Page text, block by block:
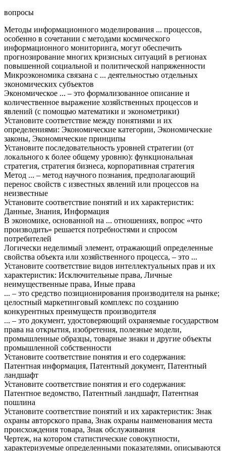
вопросы
Методы информационного моделирования ... процессов,
особенно в сочетании с методами космического
информационного мониторинга, могут обеспечить
прогнозирование многих кризисных ситуаций в регионах
повышенной социальной и политической напряженности
Микроэкономика связана с ... деятельностью отдельных
экономических субъектов
Экономическое ... – это формализованное описание и
количественное выражение хозяйственных процессов и
явлений (с помощью математики и эконометрики)
Установите соответствие между понятиями и их
определениями: Экономические категории, Экономические
законы, Экономические принципы
Установите последовательность уровней стратегии (от
локального к более общему уровню): функциональная
стратегия, стратегия бизнеса, корпоративная стратегия
Метод ... – метод научного познания, предполагающий
перенос свойств с известных явлений или процессов на
неизвестные
Установите соответствие понятий и их характеристик:
Данные, Знания, Информация
В экономике, основанной на ... отношениях, вопрос «что
производить» решается потребностями и спросом
потребителей
Логически неделимый элемент, отражающий определенные
свойства объекта или хозяйственного процесса, – это ...
Установите соответствие видов интеллектуальных прав и их
характеристик: Исключительные права, Личные
неимущественные права, Иные права
... – это средство позиционирования производителя на рынке;
целостный маркетинговый комплекс по созданию
конкурентных преимуществ производителя
... – это документ, удостоверяющий охраняемые государством
права на открытия, изобретения, полезные модели,
промышленные образцы, товарные знаки и другие объекты
промышленной собственности
Установите соответствие понятия и его содержания:
Патентная информация, Патентный документ, Патентный
ландшафт
Установите соответствие понятия и его содержания:
Патентное ведомство, Патентный ландшафт, Патентная
пошлина
Установите соответствие понятий и их характеристик: Знак
охраны авторского права, Знак охраны наименования места
происхождения товара, Знак обслуживания
Чертеж, на котором статистические совокупности,
характеризуемые определенными показателями, описываются